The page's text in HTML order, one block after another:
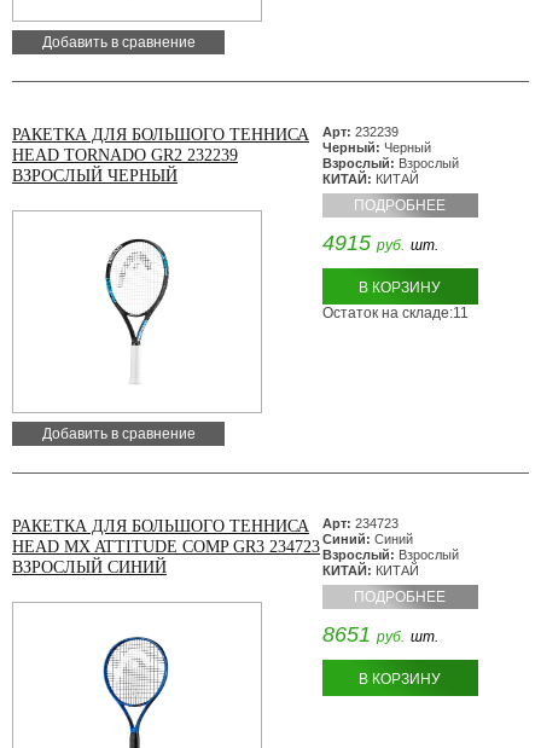
Добавить в сравнение
РАКЕТКА ДЛЯ БОЛЬШОГО ТЕННИСА
HEAD TORNADO GR2 232239
ВЗРОСЛЫЙ ЧЕРНЫЙ
Добавить в сравнение
Арт: 232239
Черный: Черный
Взрослый: Взрослый
КИТАЙ: КИТАЙ
ПОДРОБНЕЕ
4915 руб. шт.
В КОРЗИНУ
Остаток на складе:11
РАКЕТКА ДЛЯ БОЛЬШОГО ТЕННИСА
HEAD MX ATTITUDE COMP GR3 234723
ВЗРОСЛЫЙ СИНИЙ
Арт: 234723
Синий: Синий
Взрослый: Взрослый
КИТАЙ: КИТАЙ
ПОДРОБНЕЕ
8651 руб. шт.
В КОРЗИНУ